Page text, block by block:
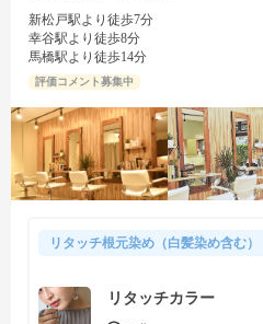
新松戸駅より徒歩7分
幸谷駅より徒歩8分
馬橋駅より徒歩14分
評価コメント募集中
リタッチ根元染め（白髪染め含む）
リタッチカラー